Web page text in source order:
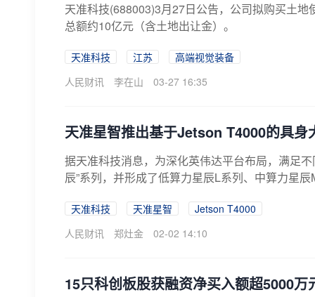
天准科技(688003)3月27日公告，公司拟购买土
总额约10亿元（含土地出让金）。
天准科技 江苏
高端视觉装备
人民财讯
李在山 03-27 16:35
天准星智推出基于Jetson T4000的具身
据天准科技消息，为深化英伟达平台布局，满足
辰”系列，并形成了低算力星辰L系列、中算力星
天准科技 天准星智
Jetson T4000
人民财讯
郑灶金 02-02 14:10
15只科创板股获融资净买入额超5000万